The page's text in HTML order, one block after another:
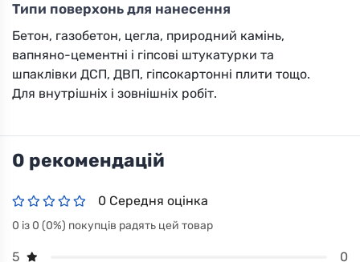
Типи поверхонь для нанесення
Бетон, газобетон, цегла, природний камінь,
вапняно-цементні і гіпсові штукатурки та
шпаклівки ДСП, ДВП, гіпсокартонні плити тощо.
Для внутрішніх і зовнішніх робіт.
0 рекомендацій
0 Середня оцінка
0 із 0 (0%) покупців радять цей товар
5
0